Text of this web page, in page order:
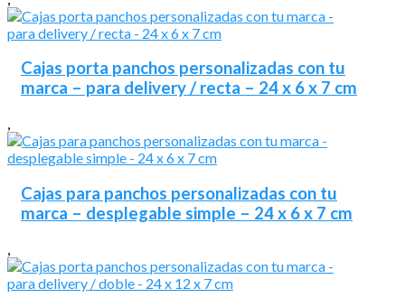
Cajas porta panchos personalizadas con tu
marca – para delivery / recta – 24 x 6 x 7 cm
,
Cajas para panchos personalizadas con tu
marca – desplegable simple – 24 x 6 x 7 cm